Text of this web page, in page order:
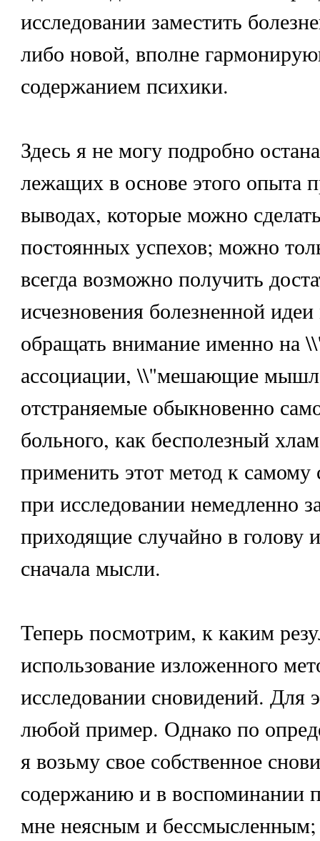
исследовании заместить
либо новой, вполне
содержанием психики.
Здесь я не могу подробно
лежащих в основе этого опыта
выводах, которые можно
постоянных успехов; можно
всегда возможно получить
исчезновения болезненной
обращать внимание именно на
ассоциации, \\"мешающие
отстраняемые обыкновенно
больного, как бесполезный
применить этот метод к самому
при исследовании немедленно
приходящие случайно в голову
сначала мысли.
Теперь посмотрим, к каким
использование изложенного
исследовании сновидений. Для
любой пример. Однако по
я возьму свое собственное
содержанию и в воспоминании
мне неясным и бессмысленным;